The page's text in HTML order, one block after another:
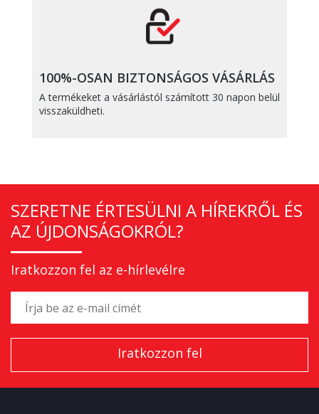
100%-OSAN BIZTONSÁGOS VÁSÁRLÁS
A termékeket a vásárlástól számított 30 napon belül
visszaküldheti.
SZERETNE ÉRTESÜLNI A HÍREKRŐL ÉS
AZ ÚJDONSÁGOKRÓL?
Iratkozzon fel az e-hírlevélre